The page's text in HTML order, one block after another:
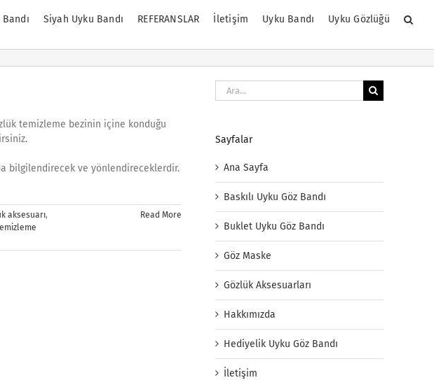
Siyah Uyku Bandı REFERANSLAR İletişim Uyku Bandı Uyku Gözlüğü
temizleme bezinin içine konduğu
bilgilendirecek ve yönlendireceklerdir.
aksesuarı,
Read More
Ara:
Sayfalar
Ana Sayfa
Baskılı Uyku Göz Bandı
Buklet Uyku Göz Bandı
Göz Maske
Gözlük Aksesuarları
Hakkımızda
Hediyelik Uyku Göz Bandı
İletişim